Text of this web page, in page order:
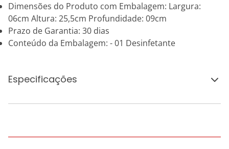
Dimensões do Produto com Embalagem: Largura:
06cm Altura: 25,5cm Profundidade: 09cm
Prazo de Garantia: 30 dias
Conteúdo da Embalagem: - 01 Desinfetante
Especificações